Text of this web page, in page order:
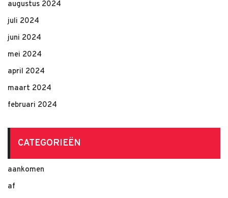
augustus 2024
juli 2024
juni 2024
mei 2024
april 2024
maart 2024
februari 2024
CATEGORIEËN
aankomen
af